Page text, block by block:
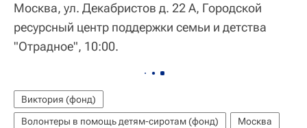
Москва, ул. Декабристов д. 22 А, Городской
ресурсный центр поддержки семьи и детства
"Отрадное", 10:00.
Виктория (фонд)
Волонтеры в помощь детям-сиротам (фонд)
Москва